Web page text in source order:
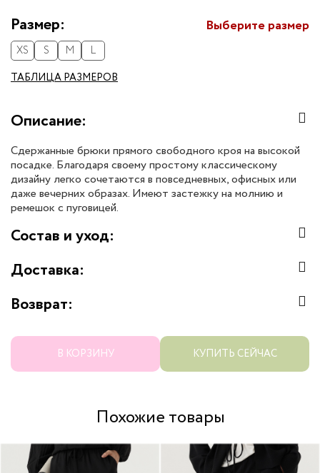
Размер:
XS S M
L
ТАБЛИЦА РАЗМЕРОВ
Выберите размер
В КОРЗИНУ КУПИТЬ СЕЙЧАС
Описание:
Сдержанные брюки прямого свободного кроя на высокой
посадке. Благодаря своему простому классическому
дизайну легко сочетаются в повседневных, офисных или
даже вечерних образах. Имеют застежку на молнию и
ремешок с пуговицей.
Состав и уход:
Доставка:
Возврат:
Похожие товары